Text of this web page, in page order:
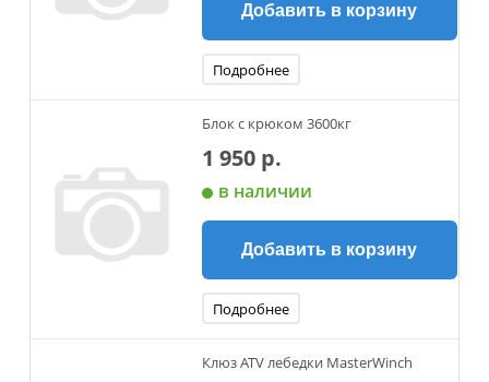
Добавить в корзину
Подробнее
Блок с крюком 3600кг
1 950 р.
в наличии
Добавить в корзину
Подробнее
Клюз ATV лебедки MasterWinch